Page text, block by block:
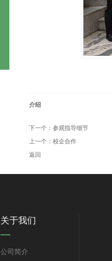
介绍
下一个： 参观指导细节
上一个： 校企合作
返回
关于我们
公司简介